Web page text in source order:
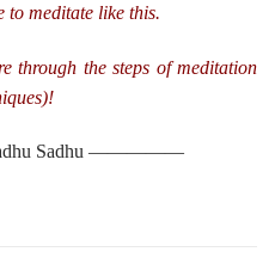
to meditate like this.
through the steps of meditation
Sadhu —————